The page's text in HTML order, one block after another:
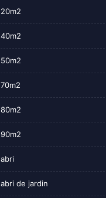
20m2
40m2
50m2
70m2
80m2
90m2
abri
abri de jardin